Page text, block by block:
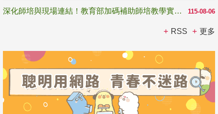
115-08-06
深化師培與現場連結！教育部加碼補助師培教學實踐研究 10月師培國際研討會交流教學實踐經驗
RSS 更多